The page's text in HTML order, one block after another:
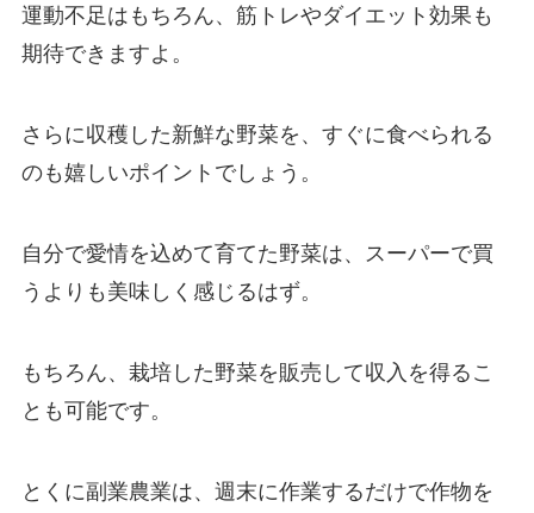
運動不足はもちろん、筋トレやダイエット効果も
期待できますよ。
さらに収穫した新鮮な野菜を、すぐに食べられる
のも嬉しいポイントでしょう。
自分で愛情を込めて育てた野菜は、スーパーで買
うよりも美味しく感じるはず。
もちろん、栽培した野菜を販売して収入を得るこ
とも可能です。
とくに副業農業は、 週末に作業するだけで作物を